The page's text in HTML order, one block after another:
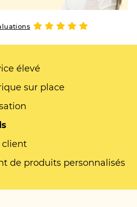
élevé
sur place
client
de produits personnalisés